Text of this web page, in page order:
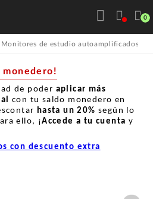
0
Monitores de estudio autoamplificados
monedero!
de poder aplicar más
con tu saldo monedero en
hasta un 20% según lo
ello, ¡Accede a tu cuenta y
con descuento extra